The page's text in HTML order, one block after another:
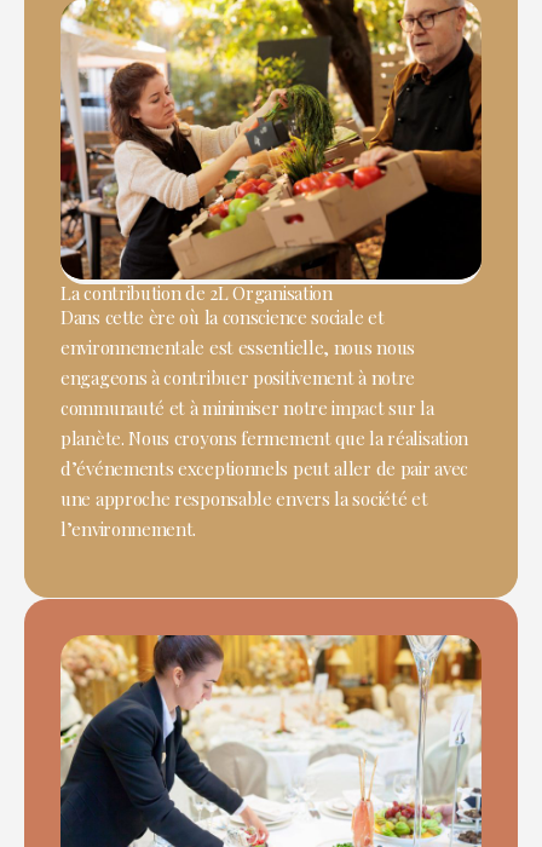
La contribution de 2L Organisation
Dans cette ère où la conscience sociale et
environnementale est essentielle, nous nous
engageons à contribuer positivement à notre
communauté et à minimiser notre impact sur la
planète. Nous croyons fermement que la réalisation
d’événements exceptionnels peut aller de pair avec
une approche responsable envers la société et
l’environnement.